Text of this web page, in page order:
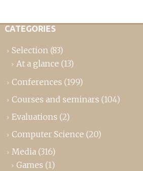
CATEGORIES
Selection (83)
At a glance (13)
Conferences (199)
Courses and seminars (104)
Evaluations (2)
Computer Science (20)
Media (316)
Games (1)